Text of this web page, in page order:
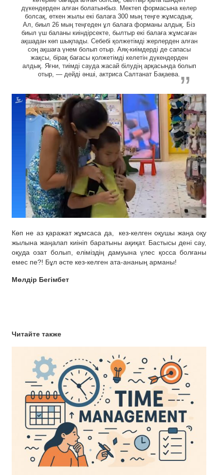
дүкендерден алған болатынбыз. Мектеп формасына келер
болсақ, өткен жылы екі балаға 300 мың теңге жұмсадық.
Ал, биыл 26 мың теңгеден ұл балаға форманы алдық. Біз
биыл үш баланы киіндірсекте, былтыр екі балаға жұмсаған
ақшадан көп шықпады. Себебі қолжетімді жерлерден алған
соң ақшаға үнем болып отыр. Аяқ-киімдерді де сапасы
жақсы, бірақ бағасы қолжетімді келетін дүкендерден
алдық. Яғни, тиімді сауда жасай білудің арқасында болып
отыр, — дейді әнші, актриса Салтанат Бақаева.
Көп не аз қаражат жұмсаса да, кез-келген оқушы жаңа оқу
жылына жаңалап киініп баратыны ақиқат. Бастысы дені сау,
оқуда озат болып, еліміздің дамуына үлес қосса болғаны
емес пе?! Бұл әсте кез-келген ата-ананың арманы!
Мөлдір Бегімбет
Читайте также